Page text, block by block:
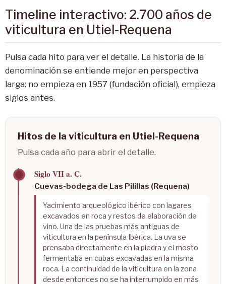
Timeline interactivo: 2.700 años de
viticultura en Utiel-Requena
Pulsa cada hito para ver el detalle. La historia de la
denominación se entiende mejor en perspectiva
larga: no empieza en 1957 (fundación oficial), empieza
siglos antes.
Hitos de la viticultura en Utiel-Requena
Pulsa cada año para abrir el detalle.
Siglo VII a. C.
Cuevas-bodega de Las Pilillas (Requena)
Yacimiento arqueológico ibérico con lagares
excavados en roca y restos de elaboración de
vino. Una de las pruebas más antiguas de
viticultura en la península Ibérica. La uva se
prensaba directamente en la piedra y el mosto
fermentaba en cubas excavadas en la misma
roca. La continuidad de la viticultura en la zona
desde entonces no se ha interrumpido en más